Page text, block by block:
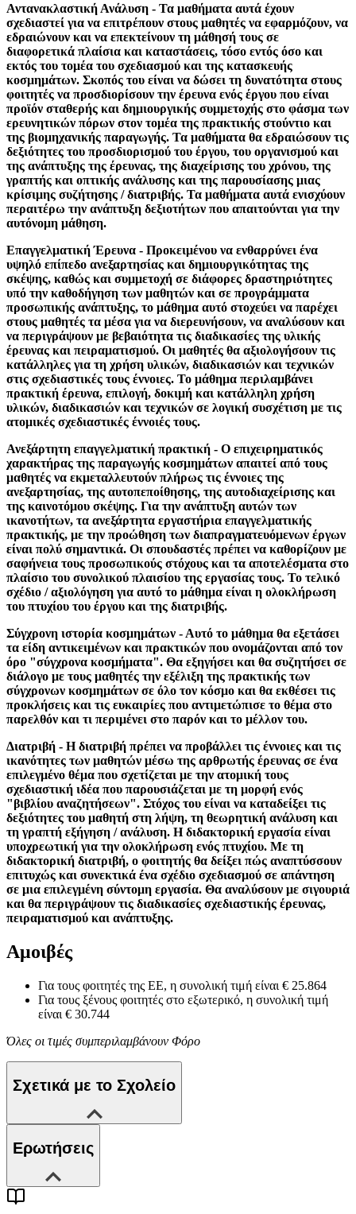
Αντανακλαστική Ανάλυση - Τα μαθήματα αυτά έχουν
σχεδιαστεί για να επιτρέπουν στους μαθητές να εφαρμόζουν, να
εδραιώνουν και να επεκτείνουν τη μάθησή τους σε
διαφορετικά πλαίσια και καταστάσεις, τόσο εντός όσο και
εκτός του τομέα του σχεδιασμού και της κατασκευής
κοσμημάτων. Σκοπός του είναι να δώσει τη δυνατότητα στους
φοιτητές να προσδιορίσουν την έρευνα ενός έργου που είναι
προϊόν σταθερής και δημιουργικής συμμετοχής στο φάσμα των
ερευνητικών πόρων στον τομέα της πρακτικής στούντιο και
της βιομηχανικής παραγωγής. Τα μαθήματα θα εδραιώσουν τις
δεξιότητες του προσδιορισμού του έργου, του οργανισμού και
της ανάπτυξης της έρευνας, της διαχείρισης του χρόνου, της
γραπτής και οπτικής ανάλυσης και της παρουσίασης μιας
κρίσιμης συζήτησης / διατριβής. Τα μαθήματα αυτά ενισχύουν
περαιτέρω την ανάπτυξη δεξιοτήτων που απαιτούνται για την
αυτόνομη μάθηση.
Επαγγελματική Έρευνα - Προκειμένου να ενθαρρύνει ένα
υψηλό επίπεδο ανεξαρτησίας και δημιουργικότητας της
σκέψης, καθώς και συμμετοχή σε διάφορες δραστηριότητες
υπό την καθοδήγηση των μαθητών και σε προγράμματα
προσωπικής ανάπτυξης, το μάθημα αυτό στοχεύει να παρέχει
στους μαθητές τα μέσα για να διερευνήσουν, να αναλύσουν και
να περιγράψουν με βεβαιότητα τις διαδικασίες της υλικής
έρευνας και πειραματισμού. Οι μαθητές θα αξιολογήσουν τις
κατάλληλες για τη χρήση υλικών, διαδικασιών και τεχνικών
στις σχεδιαστικές τους έννοιες. Το μάθημα περιλαμβάνει
πρακτική έρευνα, επιλογή, δοκιμή και κατάλληλη χρήση
υλικών, διαδικασιών και τεχνικών σε λογική συσχέτιση με τις
ατομικές σχεδιαστικές έννοιές τους.
Ανεξάρτητη επαγγελματική πρακτική - Ο επιχειρηματικός
χαρακτήρας της παραγωγής κοσμημάτων απαιτεί από τους
μαθητές να εκμεταλλευτούν πλήρως τις έννοιες της
ανεξαρτησίας, της αυτοπεποίθησης, της αυτοδιαχείρισης και
της καινοτόμου σκέψης. Για την ανάπτυξη αυτών των
ικανοτήτων, τα ανεξάρτητα εργαστήρια επαγγελματικής
πρακτικής, με την προώθηση των διαπραγματευόμενων έργων
είναι πολύ σημαντικά. Οι σπουδαστές πρέπει να καθορίζουν με
σαφήνεια τους προσωπικούς στόχους και τα αποτελέσματα στο
πλαίσιο του συνολικού πλαισίου της εργασίας τους. Το τελικό
σχέδιο / αξιολόγηση για αυτό το μάθημα είναι η ολοκλήρωση
του πτυχίου του έργου και της διατριβής.
Σύγχρονη ιστορία κοσμημάτων - Αυτό το μάθημα θα εξετάσει
τα είδη αντικειμένων και πρακτικών που ονομάζονται από τον
όρο "σύγχρονα κοσμήματα". Θα εξηγήσει και θα συζητήσει σε
διάλογο με τους μαθητές την εξέλιξη της πρακτικής των
σύγχρονων κοσμημάτων σε όλο τον κόσμο και θα εκθέσει τις
προκλήσεις και τις ευκαιρίες που αντιμετώπισε το θέμα στο
παρελθόν και τι περιμένει στο παρόν και το μέλλον του.
Διατριβή - Η διατριβή πρέπει να προβάλλει τις έννοιες και τις
ικανότητες των μαθητών μέσω της αρθρωτής έρευνας σε ένα
επιλεγμένο θέμα που σχετίζεται με την ατομική τους
σχεδιαστική ιδέα που παρουσιάζεται με τη μορφή ενός
"βιβλίου αναζητήσεων". Στόχος του είναι να καταδείξει τις
δεξιότητες του μαθητή στη λήψη, τη θεωρητική ανάλυση και
τη γραπτή εξήγηση / ανάλυση. Η διδακτορική εργασία είναι
υποχρεωτική για την ολοκλήρωση ενός πτυχίου. Με τη
διδακτορική διατριβή, ο φοιτητής θα δείξει πώς αναπτύσσουν
επιτυχώς και συνεκτικά ένα σχέδιο σχεδιασμού σε απάντηση
σε μια επιλεγμένη σύντομη εργασία. Θα αναλύσουν με σιγουριά
και θα περιγράψουν τις διαδικασίες σχεδιαστικής έρευνας,
πειραματισμού και ανάπτυξης.
Αμοιβές
Για τους φοιτητές της ΕΕ, η συνολική τιμή είναι € 25.864
Για τους ξένους φοιτητές στο εξωτερικό, η συνολική τιμή
είναι € 30.744
Όλες οι τιμές συμπεριλαμβάνουν Φόρο
Σχετικά με το Σχολείο
Ερωτήσεις